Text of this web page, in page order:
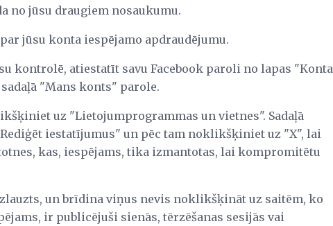
no jūsu draugiem nosaukumu.
jūsu konta iespējamo apdraudējumu.
kontrolē, atiestatīt savu Facebook paroli no lapas "Konta
"Mans konts" parole.
uz "Lietojumprogrammas un vietnes". Sadaļā
iestatījumus" un pēc tam noklikšķiniet uz "X", lai
kas, iespējams, tika izmantotas, lai kompromitētu
un brīdina viņus nevis noklikšķināt uz saitēm, ko
ir publicējuši sienās, tērzēšanas sesijās vai